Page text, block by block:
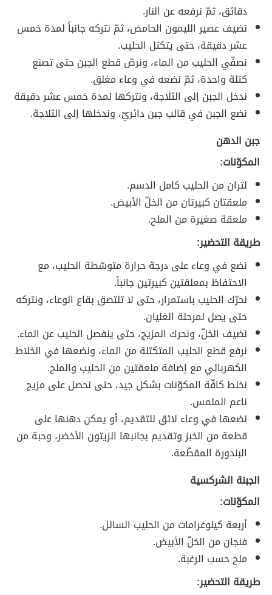
دقائق، ثمّ نرفعه عن النار.
نضيف عصير الليمون الحامض، ثمّ نتركه جانباً لمدة خمس
عشر دقيقة، حتى يتكتل الحليب.
نصفّي الحليب من الماء، ونرصّ قطع الجبن حتى تصنع
كتلة واحدة، ثمّ نضعه في وعاء مغلق.
ندخل الجبن إلى الثلاجة، ونتركها لمدة خمس عشر دقيقة
نضع الجبن في قالب جبن دائريّ، وندخلها إلى الثلاجة.
جبن الدهن
المكوّنات:
لتران من الحليب كامل الدسم.
ملعقتان كبيرتان من الخلّ الأبيض.
ملعقة صغيرة من الملح.
طريقة التحضير:
نضع في وعاء على درجة حرارة متوسّطة الحليب، مع
الاحتفاظ بمعلقتين كبيرتين جانباً.
نحرّك الحليب باستمرار، حتى لا تلتصق بقاع الوعاء، ونتركه
حتى يصل لمرحلة الغليان.
نضيف الخلّ، ونحرك المزيج، حتى ينفصل الحليب عن الماء.
نرفع قطع الحليب المتكتلة من الماء، ونضعها في الخلاط
الكهربائي مع إضافة ملعقتين من الحليب والملح.
نخلط كافّة المكوّنات بشكل جيد، حتى نحصل على مزيج
ناعم الملمس.
نضعها في وعاء لائق للتقديم، أو يمكن دهنها على
قطعة من الخبز وتقديم بجانبها الزيتون الأخضر، وحبة من
البندورة المقطّعة.
الجبنة الشركسية
المكوّنات:
أربعة كيلوغرامات من الحليب السائل.
فنجان من الخلّ الأبيض.
ملح حسب الرغبة.
طريقة التحضير: